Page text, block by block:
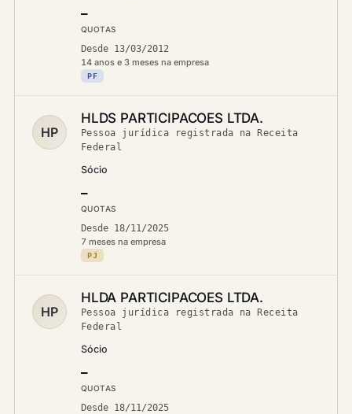
—
QUOTAS
Desde 13/03/2012
14 anos e 3 meses na empresa
PF
HP
HLDS PARTICIPACOES LTDA.
Pessoa jurídica registrada na Receita
Federal
Sócio
—
QUOTAS
Desde 18/11/2025
7 meses na empresa
PJ
HP
HLDA PARTICIPACOES LTDA.
Pessoa jurídica registrada na Receita
Federal
Sócio
—
QUOTAS
Desde 18/11/2025